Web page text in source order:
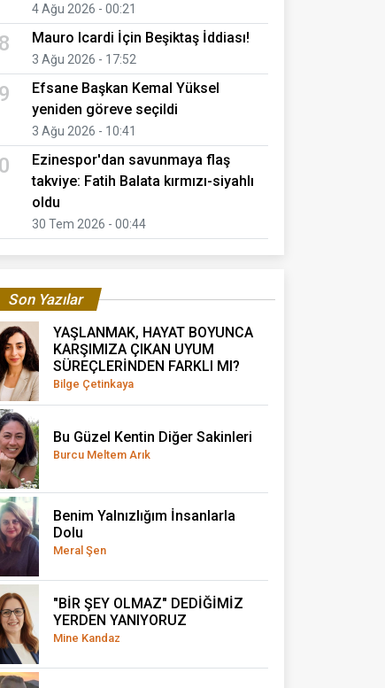
4 Ağu 2026 - 00:21
Mauro Icardi İçin Beşiktaş İddiası!
3 Ağu 2026 - 17:52
Efsane Başkan Kemal Yüksel
yeniden göreve seçildi
3 Ağu 2026 - 10:41
Ezinespor'dan savunmaya flaş
takviye: Fatih Balata kırmızı-siyahlı
oldu
30 Tem 2026 - 00:44
Son Yazılar
YAŞLANMAK, HAYAT BOYUNCA
KARŞIMIZA ÇIKAN UYUM
SÜREÇLERİNDEN FARKLI MI?
Bilge Çetinkaya
Bu Güzel Kentin Diğer Sakinleri
Burcu Meltem Arık
Benim Yalnızlığım İnsanlarla
Dolu
Meral Şen
"BİR ŞEY OLMAZ" DEDİĞİMİZ
YERDEN YANIYORUZ
Mine Kandaz